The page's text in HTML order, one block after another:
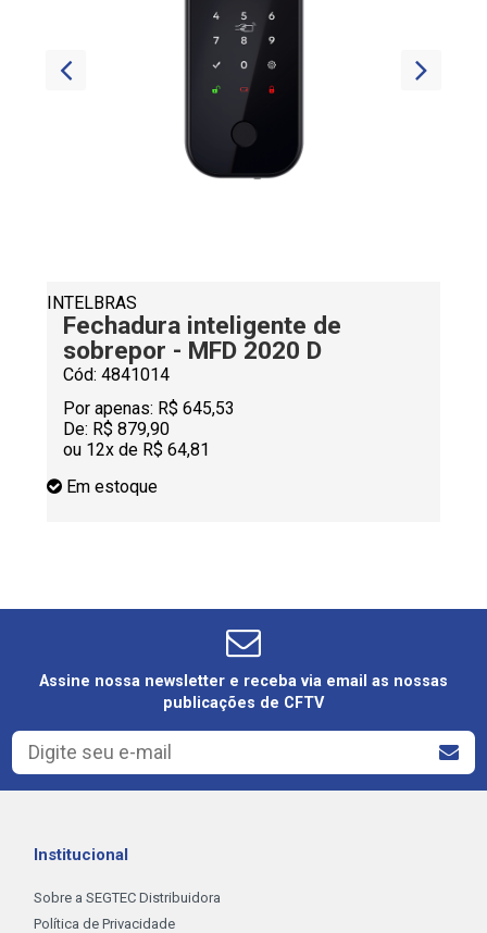
INTELBRAS
Fechadura inteligente de
sobrepor - MFD 2020 D
Cód: 4841014
Por apenas: R$ 645,53
De: R$ 879,90
ou 12x de R$ 64,81
Em estoque
Assine nossa newsletter e receba via email as nossas
publicações de CFTV
Institucional
Sobre a SEGTEC Distribuidora
Política de Privacidade